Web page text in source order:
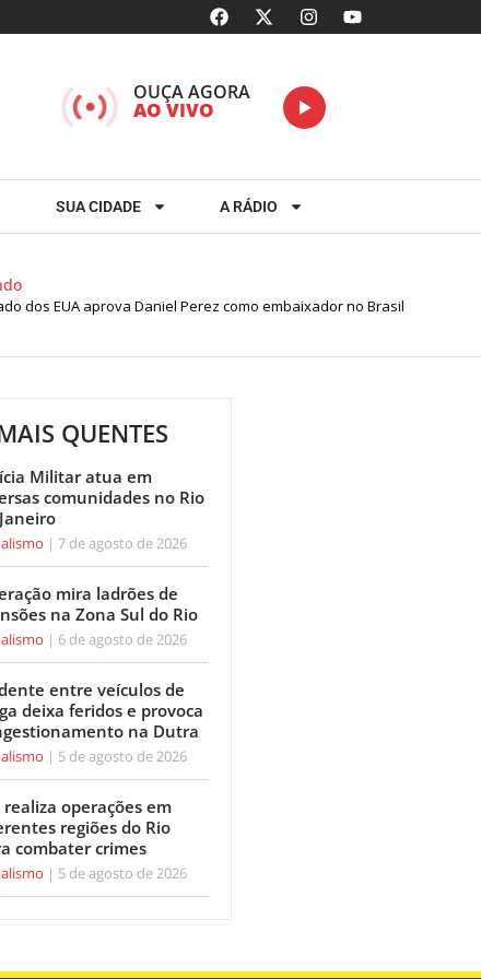
OUÇA AGORA
AO VIVO
SUA CIDADE A RÁDIO
dos EUA aprova Daniel Perez como embaixador no Brasil
QUENTES
Militar atua em
comunidades no Rio
7 de agosto de 2026
mira ladrões de
na Zona Sul do Rio
6 de agosto de 2026
entre veículos de
deixa feridos e provoca
na Dutra
5 de agosto de 2026
realiza operações em
regiões do Rio
combater crimes
5 de agosto de 2026